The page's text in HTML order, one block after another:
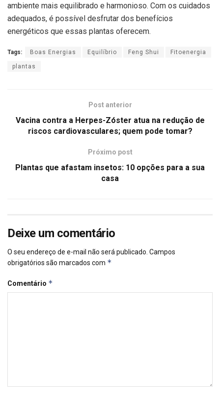
ambiente mais equilibrado e harmonioso. Com os cuidados
adequados, é possível desfrutar dos benefícios
energéticos que essas plantas oferecem.
Tags: Boas Energias Equilíbrio Feng Shui Fitoenergia
plantas
Post anterior
Vacina contra a Herpes-Zóster atua na redução de
riscos cardiovasculares; quem pode tomar?
Próximo post
Plantas que afastam insetos: 10 opções para a sua
casa
Deixe um comentário
O seu endereço de e-mail não será publicado. Campos
obrigatórios são marcados com *
Comentário *